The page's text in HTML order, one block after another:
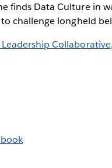
finds Data Culture in
challenge longheld
Collaborative